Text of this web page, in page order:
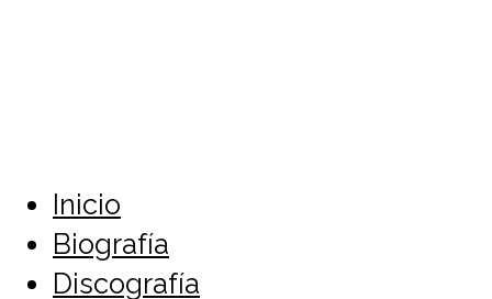
Inicio
Biografía
Discografía